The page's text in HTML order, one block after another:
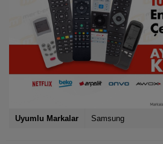
Uyumlu Markalar Samsung